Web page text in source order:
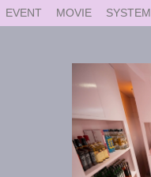
EVENT MOVIE SYSTEM